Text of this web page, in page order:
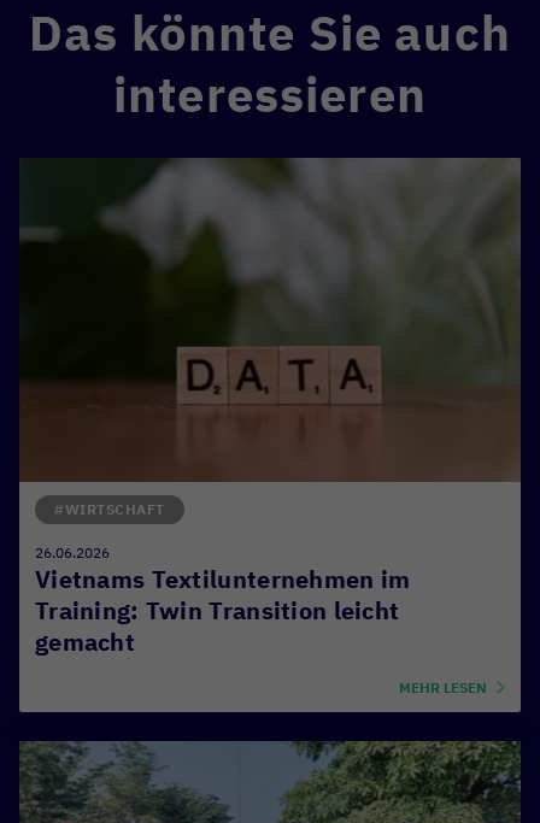
Das könnte Sie auch
interessieren
Vietnams Textilunternehmen im
Training: Twin Transition leicht
gemacht
#WIRTSCHAFT
26.06.2026
MEHR LESEN